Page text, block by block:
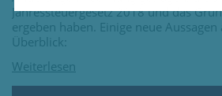
Jahressteuergesetz 2018 und das
ergeben haben. Einige neue
Überblick: